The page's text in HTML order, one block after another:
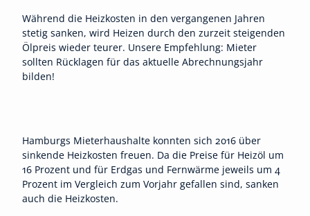
Während die Heizkosten in den vergangenen Jahren
stetig sanken, wird Heizen durch den zurzeit steigenden
Ölpreis wieder teurer. Unsere Empfehlung: Mieter
sollten Rücklagen für das aktuelle Abrechnungsjahr
bilden!
Hamburgs Mieterhaushalte konnten sich 2016 über
sinkende Heizkosten freuen. Da die Preise für Heizöl um
16 Prozent und für Erdgas und Fernwärme jeweils um 4
Prozent im Vergleich zum Vorjahr gefallen sind, sanken
auch die Heizkosten.